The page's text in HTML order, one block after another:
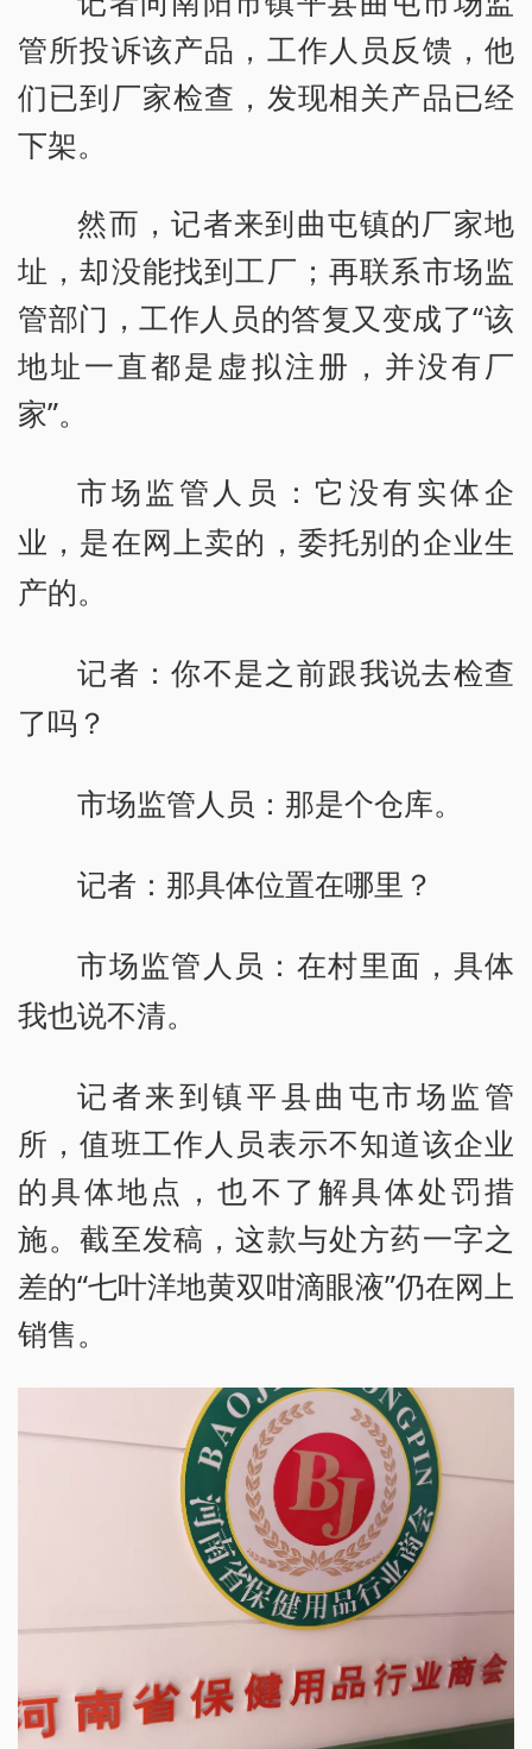
管所投诉该产品，工作人员反馈，他
们已到厂家检查，发现相关产品已经
下架。
然而，记者来到曲屯镇的厂家地
址，却没能找到工厂；再联系市场监
管部门，工作人员的答复又变成了“该
地址一直都是虚拟注册，并没有厂
家”。
市场监管人员：它没有实体企
业，是在网上卖的，委托别的企业生
产的。
记者：你不是之前跟我说去检查
了吗？
市场监管人员：那是个仓库。
记者：那具体位置在哪里？
市场监管人员：在村里面，具体
我也说不清。
记者来到镇平县曲屯市场监管
所，值班工作人员表示不知道该企业
的具体地点，也不了解具体处罚措
施。截至发稿，这款与处方药一字之
差的“七叶洋地黄双咁滴眼液”仍在网上
销售。